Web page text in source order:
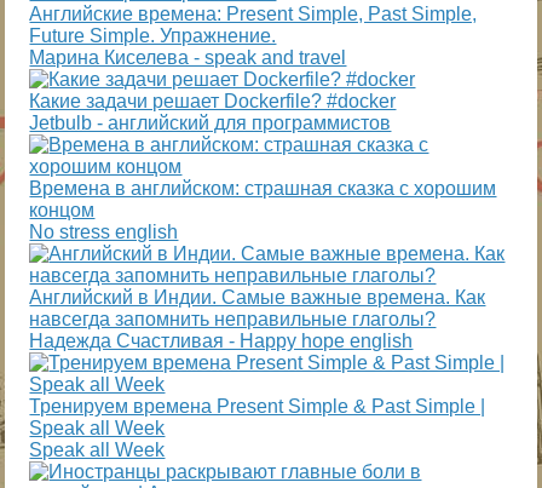
Английские времена: Present Simple, Past Simple,
Future Simple. Упражнение.
Марина Киселева - speak and travel
Какие задачи решает Dockerfile? #docker
Jetbulb - английский для программистов
Времена в английском: страшная сказка с хорошим
концом
No stress english
Английский в Индии. Самые важные времена. Как
навсегда запомнить неправильные глаголы?
Надежда Cчастливая - Happy hope english
Тренируем времена Present Simple & Past Simple |
Speak all Week
Speak all Week